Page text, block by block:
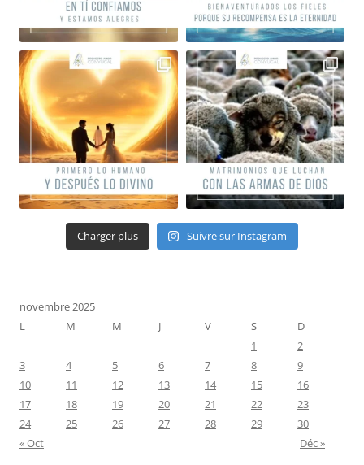
Charger plus Suivre sur Instagram
novembre 2025
L
M M J V S
D
1
2
3
4 5 6 7 8
9
10
11 12 13 14 15
16
17
18 19 20 21 22
23
24
25 26 27 28 29
30
« Oct
Déc »